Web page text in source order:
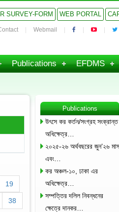
SURVEY-FORM WEB PORTAL
Webmail
Publications EFDMS
19
38
Publications
উৎসে কর কর্তন/সংগ্রহ সংক্রান্ত
অধিক্ষেত্র…
২০২৫-২৬ অর্থবছরের জুন’২৬ মাস
এবং…
কর অঞ্চল-১০, ঢাকা এর
অধিক্ষেত্র…
সম্পত্তির দলিল নিবন্ধনের
ক্ষেত্রে দানকর…